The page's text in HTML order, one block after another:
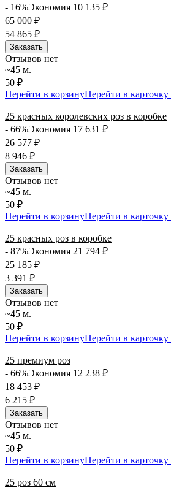
- 16%Экономия 10 135 ₽
65 000 ₽
54 865 ₽
Заказать
Отзывов нет
~45 м.
50 ₽
Перейти в корзинуПерейти в карточку
25 красных королевских роз в коробке
- 66%Экономия 17 631 ₽
26 577 ₽
8 946 ₽
Заказать
Отзывов нет
~45 м.
50 ₽
Перейти в корзинуПерейти в карточку
25 красных роз в коробке
- 87%Экономия 21 794 ₽
25 185 ₽
3 391 ₽
Заказать
Отзывов нет
~45 м.
50 ₽
Перейти в корзинуПерейти в карточку
25 премиум роз
- 66%Экономия 12 238 ₽
18 453 ₽
6 215 ₽
Заказать
Отзывов нет
~45 м.
50 ₽
Перейти в корзинуПерейти в карточку
25 роз 60 см